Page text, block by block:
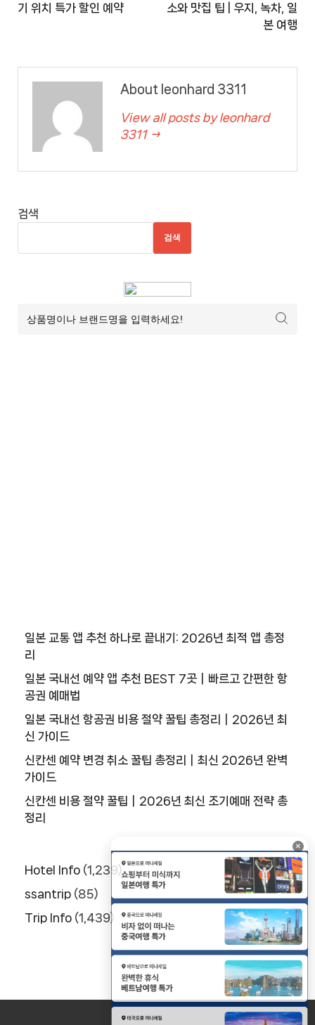
×
기 위치 특가 할인 예약
소와 맛집 팁 | 우지, 녹차, 일
본 여행
About leonhard 3311
View all posts by leonhard
3311 →
검색
검색
일본 교통 앱 추천 하나로 끝내기: 2026년 최적 앱 총정
리
일본 국내선 예약 앱 추천 BEST 7곳｜빠르고 간편한 항
공권 예매법
일본 국내선 항공권 비용 절약 꿀팁 총정리｜2026년 최
신 가이드
신칸센 예약 변경 취소 꿀팁 총정리｜최신 2026년 완벽
가이드
신칸센 비용 절약 꿀팁｜2026년 최신 조기예매 전략 총
정리
Hotel Info (1,239)
ssantrip (85)
Trip Info (1,439)